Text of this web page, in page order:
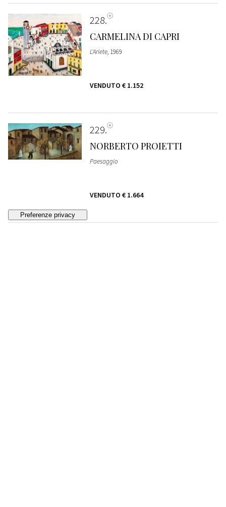
228
CARMELINA DI CAPRI
L'Ariete, 1969
VENDUTO € 1.152
229
NORBERTO PROIETTI
Paesaggio
VENDUTO € 1.664